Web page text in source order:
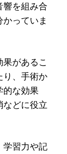
響を組み合
っていま
があるこ
り、手術か
的な効果
などに役立
学習力や記